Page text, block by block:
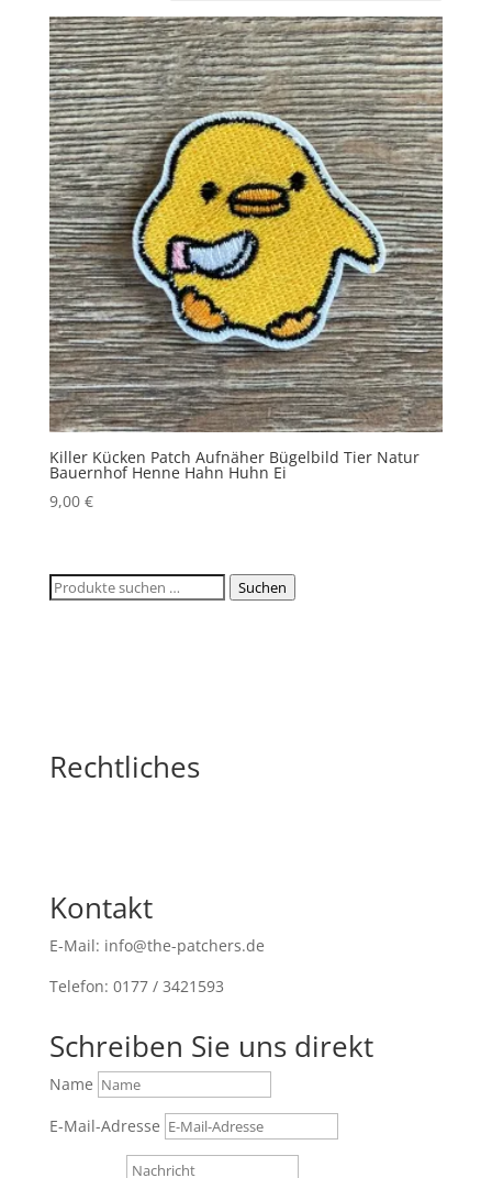
Killer Kücken Patch Aufnäher Bügelbild Tier Natur
Bauernhof Henne Hahn Huhn Ei
9,00 €
Suchen
Suchen
Rechtliches
Kontakt
E-Mail: info@the-patchers.de
Telefon: 0177 / 3421593
Schreiben Sie uns direkt
Name
E-Mail-Adresse